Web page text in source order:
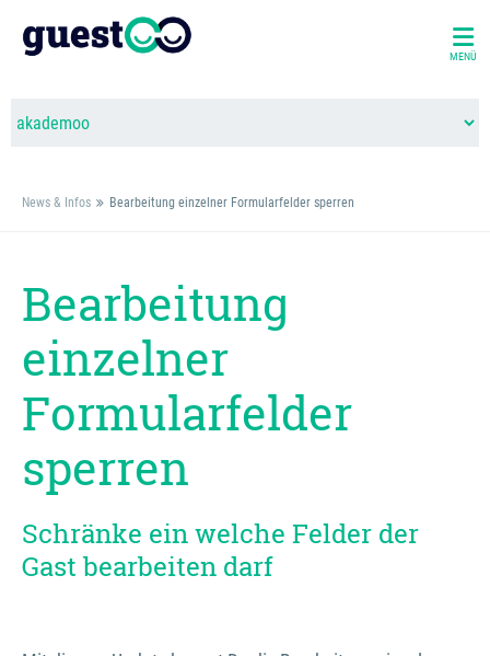
MENÜ
News & Infos Bearbeitung einzelner Formularfelder sperren
Bearbeitung
einzelner
Formularfelder
sperren
Schränke ein welche Felder der
Gast bearbeiten darf